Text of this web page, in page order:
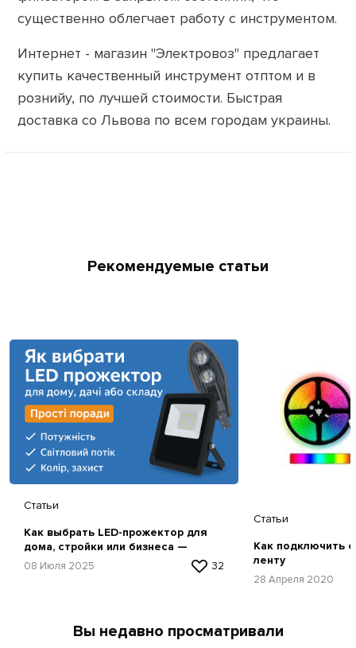
существенно облегчает работу с инструментом.
Интернет - магазин "Электровоз" предлагает
купить качественный инструмент отптом и в
рознийу, по лучшей стоимости. Быстрая
доставка со Львова по всем городам украины.
Рекомендуемые статьи
Статьи
Как выбрать LED-прожектор для
дома, стройки или бизнеса —
простая инструкция
08 Июля 2025 32
Статьи
Как подключить
ленту
28 Апреля 2020
Вы недавно просматривали